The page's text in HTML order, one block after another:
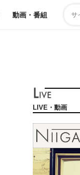
動画・番組
LIVE・動画